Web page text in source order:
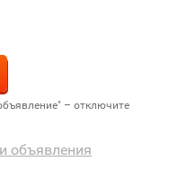
– отключите
объявления